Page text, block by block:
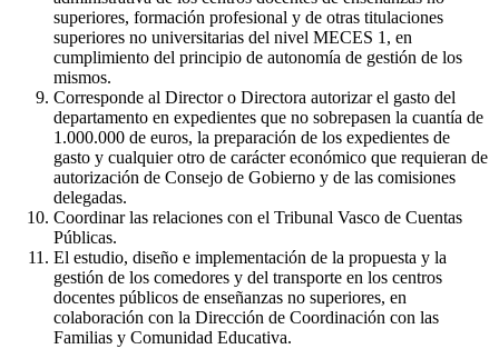
superiores, formación profesional y de otras titulaciones
superiores no universitarias del nivel MECES 1, en
cumplimiento del principio de autonomía de gestión de los
mismos.
Corresponde al Director o Directora autorizar el gasto del
departamento en expedientes que no sobrepasen la cuantía de
1.000.000 de euros, la preparación de los expedientes de
gasto y cualquier otro de carácter económico que requieran de
autorización de Consejo de Gobierno y de las comisiones
delegadas.
Coordinar las relaciones con el Tribunal Vasco de Cuentas
Públicas.
El estudio, diseño e implementación de la propuesta y la
gestión de los comedores y del transporte en los centros
docentes públicos de enseñanzas no superiores, en
colaboración con la Dirección de Coordinación con las
Familias y Comunidad Educativa.